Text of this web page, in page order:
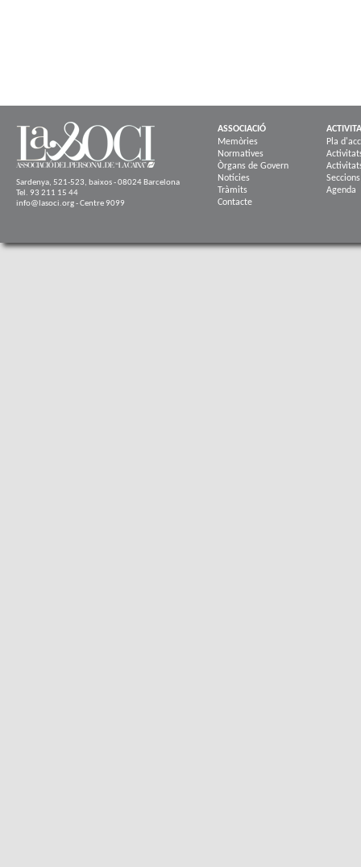
Sardenya, 521-523, baixos - 08024 Barcelona
Tel. 93 211 15 44
info@lasoci.org - Centre 9099
ASSOCIACIÓ
Memòries
Normatives
Òrgans de Govern
Notícies
Tràmits
Contacte
Pla
Seccions
Agenda